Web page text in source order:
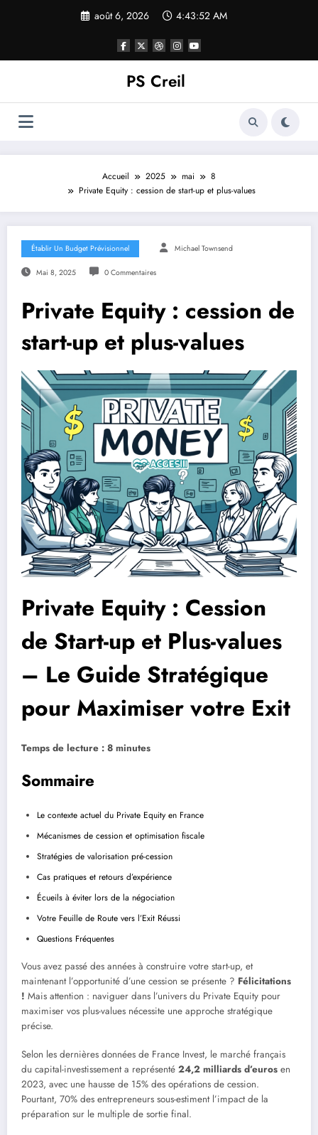
août 6, 2026 4:43:53 AM
PS Creil
Accueil 2025 mai
8
Private Equity : cession de start-up et plus-values
Établir Un Budget Prévisionnel Michael Townsend
Mai 8, 2025 0 Commentaires
Private Equity : cession de
start-up et plus-values
Private Equity : Cession
de Start-up et Plus-values
– Le Guide Stratégique
pour Maximiser votre Exit
Temps de lecture : 8 minutes
Sommaire
Le contexte actuel du Private Equity en France
Mécanismes de cession et optimisation fiscale
Stratégies de valorisation pré-cession
Cas pratiques et retours d’expérience
Écueils à éviter lors de la négociation
Votre Feuille de Route vers l’Exit Réussi
Questions Fréquentes
Vous avez passé des années à construire votre start-up, et
maintenant l’opportunité d’une cession se présente ? Félicitations
! Mais attention : naviguer dans l’univers du Private Equity pour
maximiser vos plus-values nécessite une approche stratégique
précise.
Selon les dernières données de France Invest, le marché français
du capital-investissement a représenté 24,2 milliards d’euros en
2023, avec une hausse de 15% des opérations de cession.
Pourtant, 70% des entrepreneurs sous-estiment l’impact de la
préparation sur le multiple de sortie final.